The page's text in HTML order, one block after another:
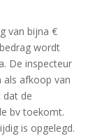
van bijna €
wordt
De inspecteur
als afkoop van
dat de
bv toekomt.
is opgelegd.